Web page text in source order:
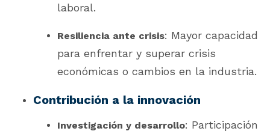
laboral.
Resiliencia ante crisis: Mayor capacidad
para enfrentar y superar crisis
económicas o cambios en la industria.
Contribución a la innovación
Investigación y desarrollo: Participación